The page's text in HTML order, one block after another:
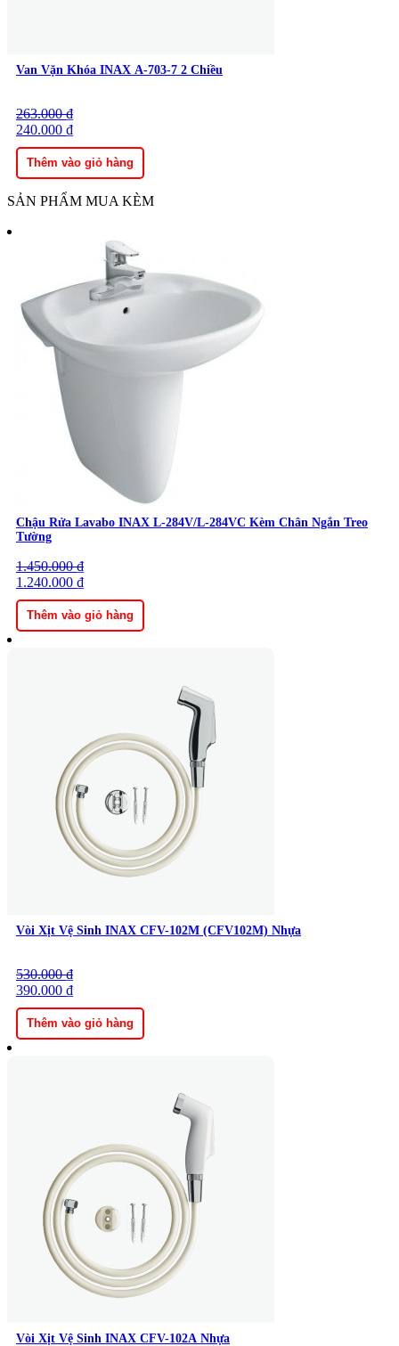
Van Vặn Khóa INAX A-703-7 2 Chiều
263.000₫
Giá
gốc
là:
263.000 ₫.
240.000 ₫
Giá
hiện
tại
là:
240.000 ₫.
Thêm vào giỏ hàng
SẢN PHẨM MUA KÈM
Chậu Rửa Lavabo INAX L-284V/L-284VC Kèm Chân Ngắn Treo
Tường
1.450.000₫
Giá
gốc
là:
1.450.000 ₫.
1.240.000 ₫
Giá
hiện
tại
là:
1.240.000 ₫.
Thêm vào giỏ hàng
Vòi Xịt Vệ Sinh INAX CFV-102M (CFV102M) Nhựa
530.000₫
Giá
gốc
là:
530.000 ₫.
390.000 ₫
Giá
hiện
tại
là:
390.000 ₫.
Thêm vào giỏ hàng
Vòi Xịt Vệ Sinh INAX CFV-102A Nhựa